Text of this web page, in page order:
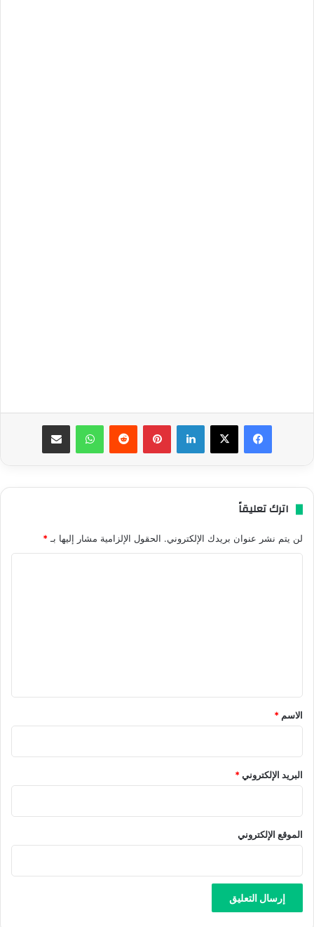
فيسبوك ‫X لينكدإن بينتيريست واتساب مشاركة عبر البريد
اترك تعليقاً
لن يتم نشر عنوان بريدك الإلكتروني. الحقول الإلزامية مشار إليها بـ*
*
الاسم *
البريد الإلكتروني*
الموقع الإلكتروني